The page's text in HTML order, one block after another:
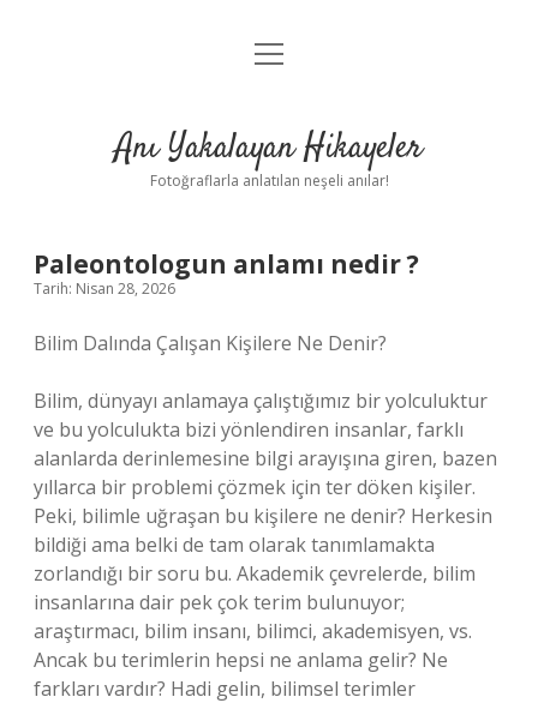
Anasayfa
Yasal Uyarı
menüyü
Anı Yakalayan Hikayeler
Fotoğraflarla anlatılan neşeli anılar!
Paleontologun anlamı nedir ?
Tarih: Nisan 28, 2026
Bilim Dalında Çalışan Kişilere Ne Denir?
Bilim, dünyayı anlamaya çalıştığımız bir yolculuktur
ve bu yolculukta bizi yönlendiren insanlar, farklı
alanlarda derinlemesine bilgi arayışına giren, bazen
yıllarca bir problemi çözmek için ter döken kişiler.
Peki, bilimle uğraşan bu kişilere ne denir? Herkesin
bildiği ama belki de tam olarak tanımlamakta
zorlandığı bir soru bu. Akademik çevrelerde, bilim
insanlarına dair pek çok terim bulunuyor;
araştırmacı, bilim insanı, bilimci, akademisyen, vs.
Ancak bu terimlerin hepsi ne anlama gelir? Ne
farkları vardır? Hadi gelin, bilimsel terimler